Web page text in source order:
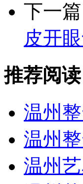
下一篇
皮开
推荐阅读
温州
温州
温州